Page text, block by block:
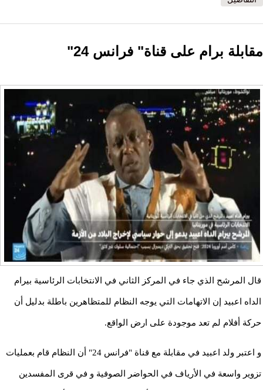
مقابلة برام على قناة" فرانس 24"
قال المرشح الذي جاء في المركز الثاني في الانتخابات الرئاسية بيرام
الداه اعبيد إن الاتهامات التي يوجه النظام للمتظاهرين باطلة بدليل أن
حركة أفلام لم تعد موجودة على ارض الواقع.
و اعتبر ولد اعبيد في مقابلة مع قناة "فرانس 24" أن النظام قام بعمليات
تزوير واسعة في الأرياف في الحواضر الصوفية و في قرى المفسدين